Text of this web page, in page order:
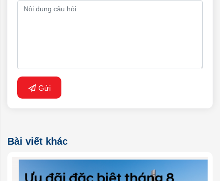
Gửi
Bài viết khác